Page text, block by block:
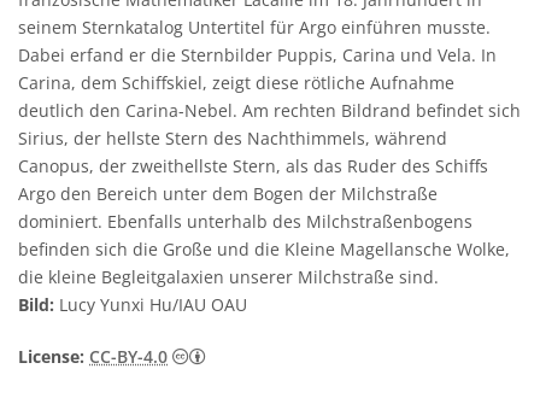
seinem Sternkatalog Untertitel für Argo einführen musste.
Dabei erfand er die Sternbilder Puppis, Carina und Vela. In
Carina, dem Schiffskiel, zeigt diese rötliche Aufnahme
deutlich den Carina-Nebel. Am rechten Bildrand befindet sich
Sirius, der hellste Stern des Nachthimmels, während
Canopus, der zweithellste Stern, als das Ruder des Schiffs
Argo den Bereich unter dem Bogen der Milchstraße
dominiert. Ebenfalls unterhalb des Milchstraßenbogens
befinden sich die Große und die Kleine Magellansche Wolke,
die kleine Begleitgalaxien unserer Milchstraße sind.
Bild: Lucy Yunxi Hu/IAU OAU
License: CC-BY-4.0 Creative Commons Namensnennung 4.0